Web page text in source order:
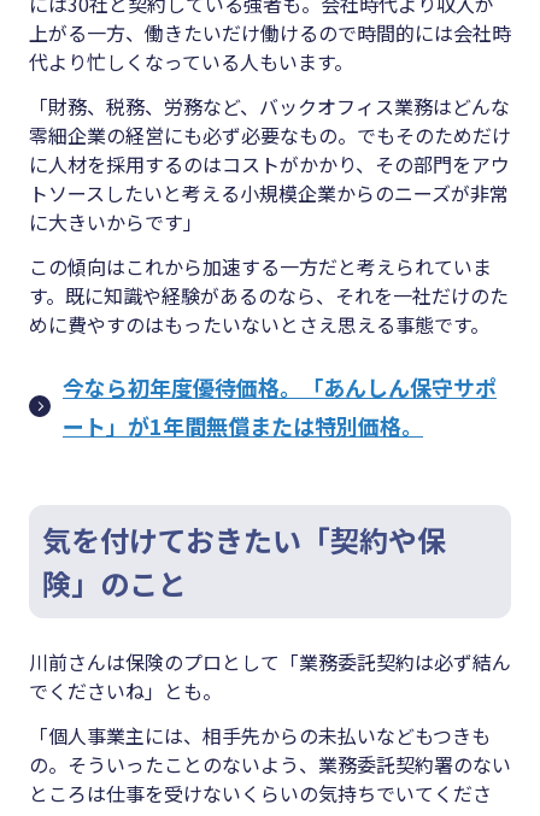
上がる一方、働きたいだけ働けるので時間的には会社時
代より忙しくなっている人もいます。
「財務、税務、労務など、バックオフィス業務はどんな
零細企業の経営にも必ず必要なもの。でもそのためだけ
に人材を採用するのはコストがかかり、その部門をアウ
トソースしたいと考える小規模企業からのニーズが非常
に大きいからです」
この傾向はこれから加速する一方だと考えられていま
す。既に知識や経験があるのなら、それを一社だけのた
めに費やすのはもったいないとさえ思える事態です。
今なら初年度優待価格。「あんしん保守サポ
ート」が1年間無償または特別価格。
気を付けておきたい「契約や保
険」のこと
川前さんは保険のプロとして「業務委託契約は必ず結ん
でくださいね」とも。
「個人事業主には、相手先からの未払いなどもつきも
の。そういったことのないよう、業務委託契約署のない
ところは仕事を受けないくらいの気持ちでいてくださ